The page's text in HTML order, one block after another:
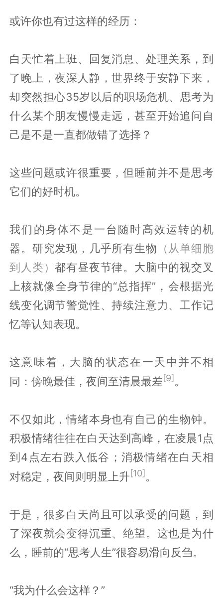
或许你也有过这样的经历：
白天忙着上班、回复消息、处理关系，到
了晚上，夜深人静，世界终于安静下来，
却突然担心35岁以后的职场危机、思考为
什么某个朋友慢慢走远，甚至开始追问自
己是不是一直都做错了选择？
这些问题或许很重要，但睡前并不是思考
它们的好时机。
我们的身体不是一台随时高效运转的机
器。研究发现，几乎所有生物 （从单细胞
到人类）都有昼夜节律。大脑中的视交叉
上核就像全身节律的“总指挥”，会根据光
线变化调节警觉性、持续注意力、工作记
忆等认知表现。
这意味着，大脑的状态在一天中并不相
同：傍晚最佳，夜间至清晨最差[9]。
不仅如此，情绪本身也有自己的生物钟。
积极情绪往往在白天达到高峰，在凌晨1点
到4点左右跌入低谷；消极情绪在白天相
对稳定，夜间则明显上升[10] 。
于是，很多白天尚且可以承受的问题，到
了深夜就会变得沉重、绝望。这也是为什
么，睡前的“思考人生”很容易滑向反刍。
“我为什么会这样？”